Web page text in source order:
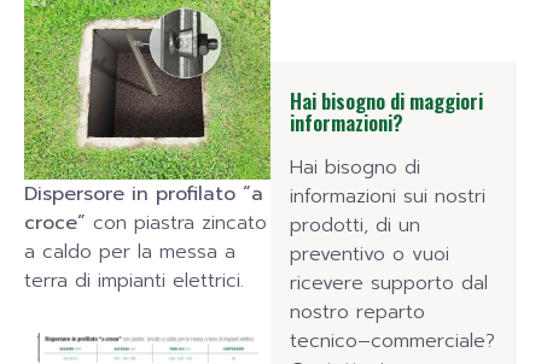
Dispersore in profilato “a
croce” con piastra zincato
a caldo per la messa a
terra di impianti elettrici.
Hai bisogno di maggiori
informazioni?
Hai bisogno di
informazioni sui nostri
prodotti, di un
preventivo o vuoi
ricevere supporto dal
nostro reparto
tecnico–commerciale?